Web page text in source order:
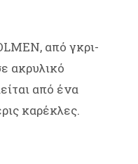
από γκρι-
ακρυλικό
από ένα
καρέκλες.